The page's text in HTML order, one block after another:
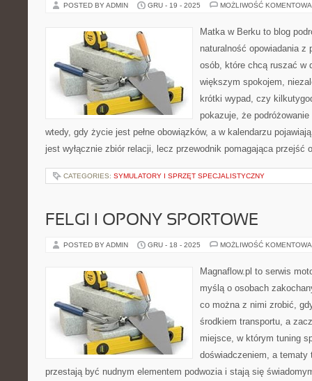
POSTED BY ADMIN GRU - 19 - 2025 MOŻLIWOŚĆ
Matka w Berku to blog
naturalność opowiadania z
osób, które chcą ruszać w
większym spokojem,
krótki wypad, czy
pokazuje, że
wtedy, gdy życie jest pełne obowiązków, a w kalendarzu
jest wyłącznie zbiór relacji, lecz przewodnik pomagająca przejść
CATEGORIES: SYMULATORY I SPRZĘT SPECJALISTYCZNY
FELGI I OPONY SPORTOWE
POSTED BY ADMIN GRU - 18 - 2025 MOŻLIWOŚĆ
Magnaflow.pl to serwis
myślą o osobach
co można z nimi zrobić,
środkiem transportu, a
miejsce, w którym tuning
doświadczeniem, a tematy
przestają być nudnym elementem podwozia i stają się